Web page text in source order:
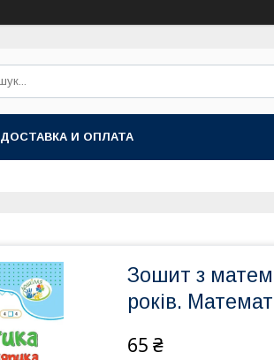
ДОСТАВКА И ОПЛАТА
Зошит з
років.
65 ₴